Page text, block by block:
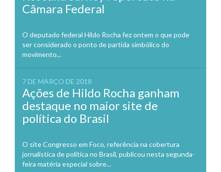
Câmara Federal
O deputado federal Hildo Rocha fez ontem o que pode
ser considerado o ponto de partida simbólico do
movimento...
7 DE MARÇO DE 2018
Ações de Hildo Rocha ganham
destaque no maior site de
política do Brasil
O site Congresso em Foco, referência na cobertura
jornalística de política no Brasil, publicou nesta segunda-
feira matéria especial sobre...